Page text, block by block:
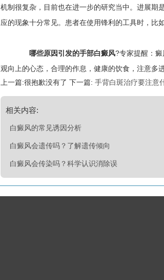
机制很复杂，目前也在进一步的研究当中。进展期
应的现象十分常见。患者在使用锋利的工具时，比
哪些原因引发的手部白癜风?专家提醒：
观向上的心态，合理的作息，健康的饮食，注意多
上一篇:很抱歉没有了 下一篇: 手背白斑治疗要注意
相关内容:
白癜风的常见诱因分析
白癜风会遗传吗？了解遗传倾向
白癜风会传染吗？科学认识消除误